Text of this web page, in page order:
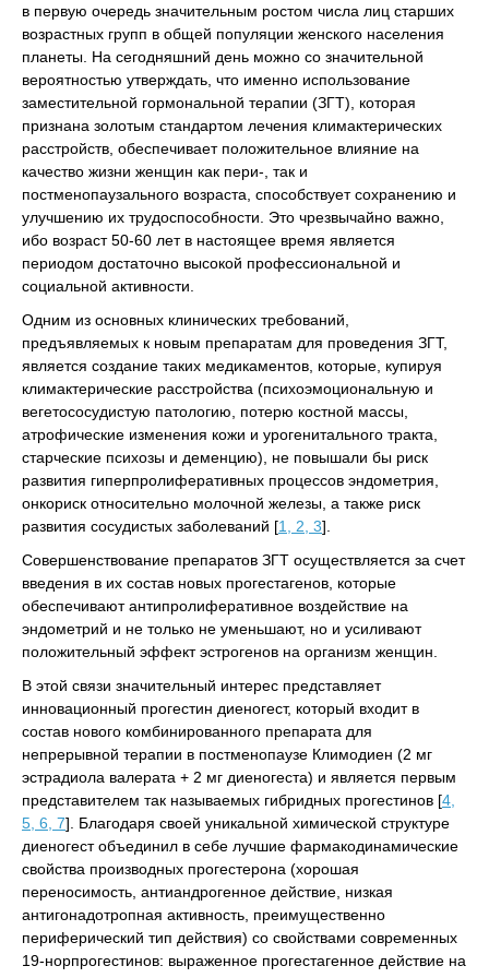
в первую очередь значительным ростом числа лиц старших
возрастных групп в общей популяции женского населения
планеты. На сегодняшний день можно со значительной
вероятностью утверждать, что именно использование
заместительной гормональной терапии (ЗГТ), которая
признана золотым стандартом лечения климактерических
расстройств, обеспечивает положительное влияние на
качество жизни женщин как пери-, так и
постменопаузального возраста, способствует сохранению и
улучшению их трудоспособности. Это чрезвычайно важно,
ибо возраст 50-60 лет в настоящее время является
периодом достаточно высокой профессиональной и
социальной активности.
Одним из основных клинических требований,
предъявляемых к новым препаратам для проведения ЗГТ,
является создание таких медикаментов, которые, купируя
климактерические расстройства (психоэмоциональную и
вегетососудистую патологию, потерю костной массы,
атрофические изменения кожи и урогенитального тракта,
старческие психозы и деменцию), не повышали бы риск
развития гиперпролиферативных процессов эндометрия,
онкориск относительно молочной железы, а также риск
развития сосудистых заболеваний [1, 2, 3].
Совершенствование препаратов ЗГТ осуществляется за счет
введения в их состав новых прогестагенов, которые
обеспечивают антипролиферативное воздействие на
эндометрий и не только не уменьшают, но и усиливают
положительный эффект эстрогенов на организм женщин.
В этой связи значительный интерес представляет
инновационный прогестин диеногест, который входит в
состав нового комбинированного препарата для
непрерывной терапии в постменопаузе Климодиен (2 мг
эстрадиола валерата + 2 мг диеногеста) и является первым
представителем так называемых гибридных прогестинов [4,
5, 6, 7]. Благодаря своей уникальной химической структуре
диеногест объединил в себе лучшие фармакодинамические
свойства производных прогестерона (хорошая
переносимость, антиандрогенное действие, низкая
антигонадотропная активность, преимущественно
периферический тип действия) со свойствами современных
19-норпрогестинов: выраженное прогестагенное действие на